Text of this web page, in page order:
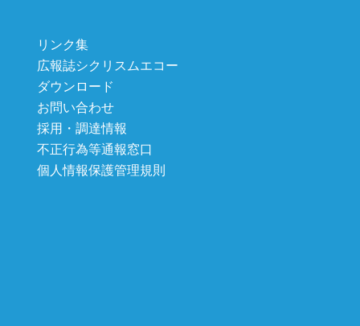
リンク集
広報誌シクリスムエコー
ダウンロード
お問い合わせ
採用・調達情報
不正行為等通報窓口
個人情報保護管理規則